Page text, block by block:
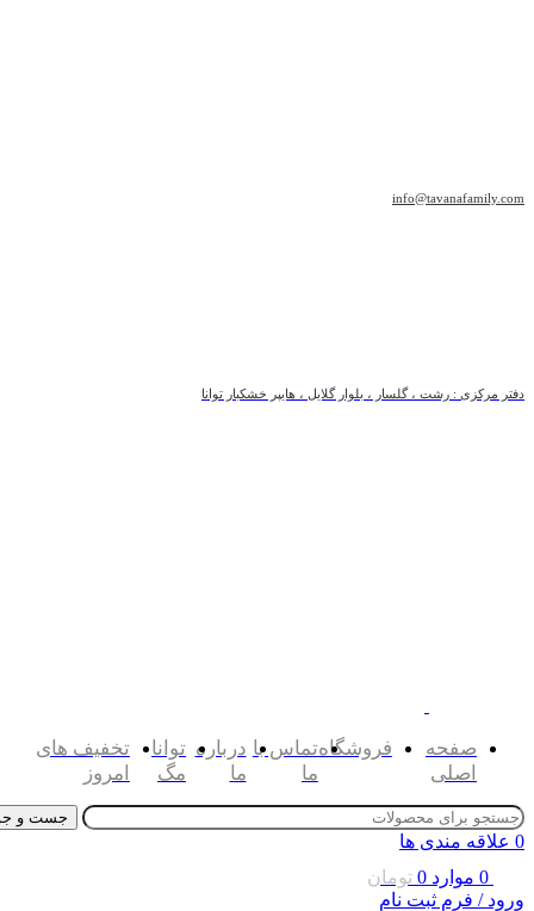
info@tavanafamily.com
دفتر مرکزی : رشت ، گلسار ، بلوار گلایل ، هایپر خشکبار توانا
صفحه
اصلی
فروشگاهتماس با
ما
درباره
ما
توانا
مگ
تخفیف های
امروز
جست و
0 علاقه مندی ها
0 موارد 0 تومان
ورود / فرم ثبت نام